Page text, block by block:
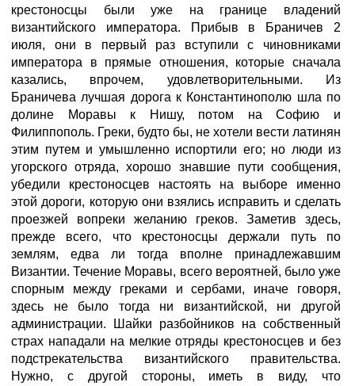
крестоносцы были уже на границе владений
византийского императора. Прибыв в Браничев 2
июля, они в первый раз вступили с чиновниками
императора в прямые отношения, которые сначала
казались, впрочем, удовлетворительными. Из
Браничева лучшая дорога к Константинополю шла по
долине Моравы к Нишу, потом на Софию и
Филиппополь. Греки, будто бы, не хотели вести латинян
этим путем и умышленно испортили его; но люди из
угорского отряда, хорошо знавшие пути сообщения,
убедили крестоносцев настоять на выборе именно
этой дороги, которую они взялись исправить и сделать
проезжей вопреки желанию греков. Заметив здесь,
прежде всего, что крестоносцы держали путь по
землям, едва ли тогда вполне принадлежавшим
Византии. Течение Моравы, всего вероятней, было уже
спорным между греками и сербами, иначе говоря,
здесь не было тогда ни византийской, ни другой
администрации. Шайки разбойников на собственный
страх нападали на мелкие отряды крестоносцев и без
подстрекательства византийского правительства.
Нужно, с другой стороны, иметь в виду, что